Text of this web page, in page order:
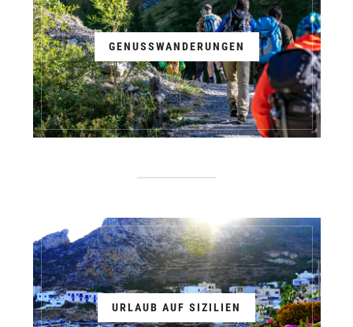
GENUSSWANDERUNGEN
URLAUB AUF SIZILIEN